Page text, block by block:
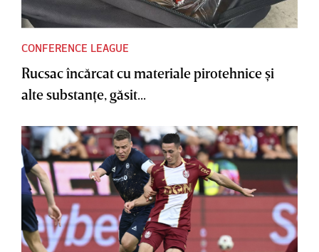
CONFERENCE LEAGUE
Rucsac încărcat cu materiale pirotehnice şi
alte substanţe, găsit...